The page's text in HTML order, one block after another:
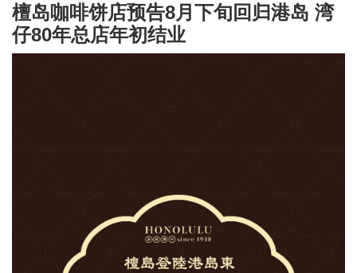
檀岛咖啡饼店预告8月下旬回归港岛 湾
仔80年总店年初结业